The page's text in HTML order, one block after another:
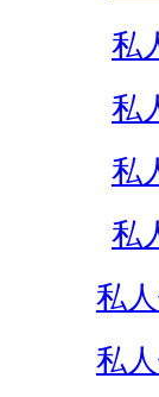
私
私
私
私
私
私